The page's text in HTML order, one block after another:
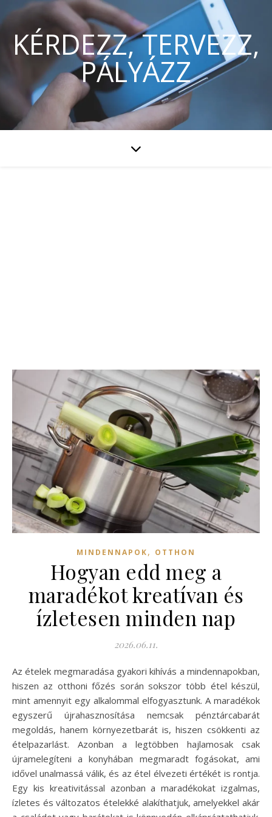
KÉRDEZZ, TERVEZZ,
PÁLYÁZZ
MINDENNAPOK, OTTHON
Hogyan edd meg a
maradékot kreatívan és
ízletesen minden nap
2026.06.11.
Az ételek megmaradása gyakori kihívás a mindennapokban,
hiszen az otthoni főzés során sokszor több étel készül,
mint amennyit egy alkalommal elfogyasztunk. A maradékok
egyszerű újrahasznosítása nemcsak pénztárcabarát
megoldás, hanem környezetbarát is, hiszen csökkenti az
ételpazarlást. Azonban a legtöbben hajlamosak csak
újramelegíteni a konyhában megmaradt fogásokat, ami
idővel unalmassá válik, és az étel élvezeti értékét is rontja.
Egy kis kreativitással azonban a maradékokat izgalmas,
ízletes és változatos ételekké alakíthatjuk, amelyekkel akár